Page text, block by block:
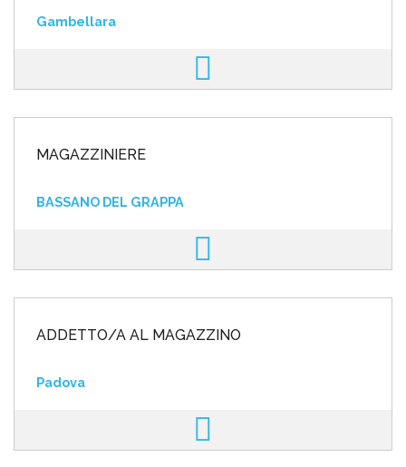
Gambellara
MAGAZZINIERE
BASSANO DEL GRAPPA
ADDETTO/A AL MAGAZZINO
Padova